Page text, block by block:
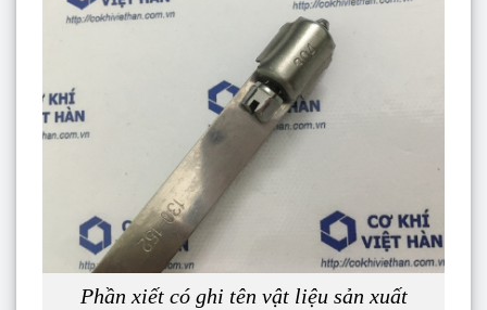
Phần xiết có ghi tên vật liệu sản xuất